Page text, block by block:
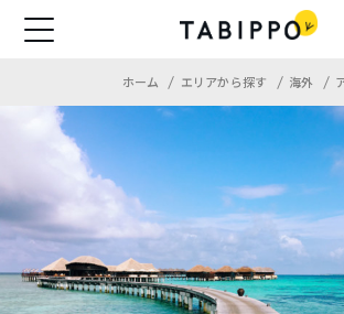
ホーム エリアから探す 海外